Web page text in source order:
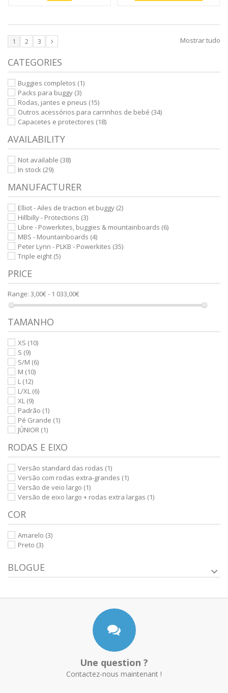
Mostrar tudo
1 2 3
CATEGORIES
Buggies completos (1)
Packs para buggy (3)
Rodas, jantes e pneus (15)
Outros acessórios para carrinhos de bebé (34)
Capacetes e protectores (18)
AVAILABILITY
Not available (38)
In stock (29)
MANUFACTURER
Elliot - Ailes de traction et buggy (2)
Hillbilly - Protections (3)
Libre - Powerkites, buggies & mountainboards (6)
MBS - Mountainboards (4)
Peter Lynn - PLKB - Powerkites (35)
Triple eight (5)
PRICE
Range: 3,00€ - 1 033,00€
TAMANHO
XS (10)
S (9)
S/M (6)
M (10)
L (12)
L/XL (6)
XL (9)
Padrão (1)
Pé Grande (1)
JÚNIOR (1)
RODAS E EIXO
Versão standard das rodas (1)
Versão com rodas extra-grandes (1)
Versão de veio largo (1)
Versão de eixo largo + rodas extra largas (1)
COR
Amarelo (3)
Preto (3)
BLOGUE
Une question ?
Contactez-nous maintenant !